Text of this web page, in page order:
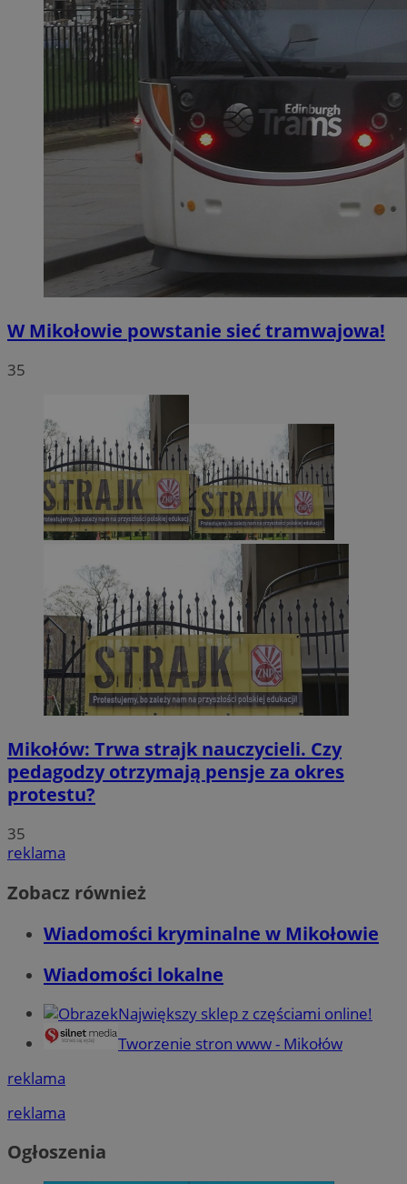
W Mikołowie powstanie sieć tramwajowa!
35
Mikołów: Trwa strajk nauczycieli. Czy
pedagodzy otrzymają pensje za okres
protestu?
35
reklama
Zobacz również
Wiadomości kryminalne w Mikołowie
Wiadomości lokalne
Największy sklep z częściami online!
Tworzenie stron www - Mikołów
reklama
reklama
Ogłoszenia